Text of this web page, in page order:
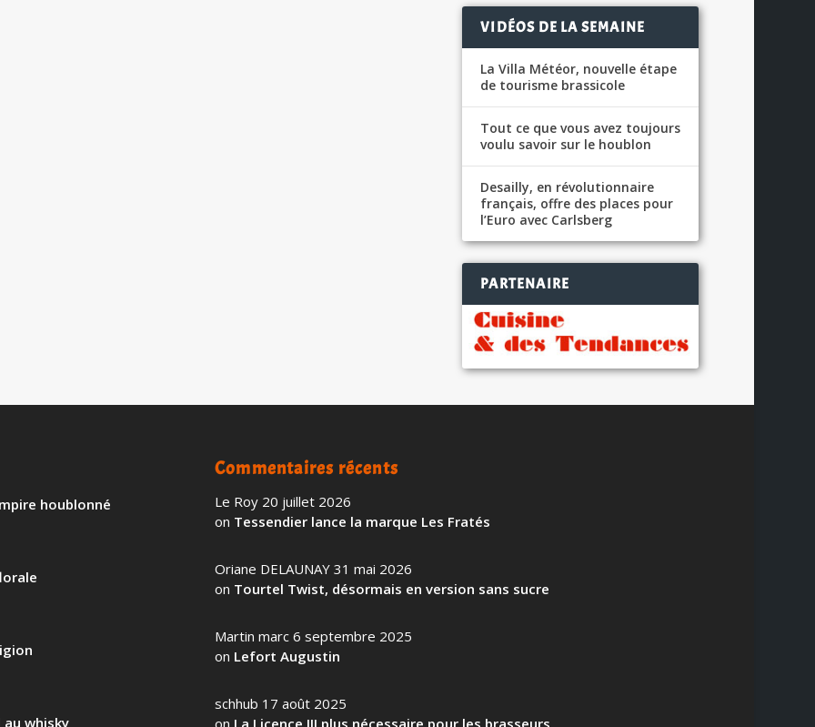
VIDÉOS DE LA SEMAINE
La Villa Météor, nouvelle étape
de tourisme brassicole
Tout ce que vous avez toujours
voulu savoir sur le houblon
Desailly, en révolutionnaire
français, offre des places pour
l’Euro avec Carlsberg
PARTENAIRE
houblonné
whisky
Commentaires récents
Le Roy 20 juillet 2026
on Tessendier lance la marque Les Fratés
Oriane DELAUNAY 31 mai 2026
on Tourtel Twist, désormais en version sans sucre
Martin marc 6 septembre 2025
on Lefort Augustin
schhub 17 août 2025
on La Licence III plus nécessaire pour les brasseurs